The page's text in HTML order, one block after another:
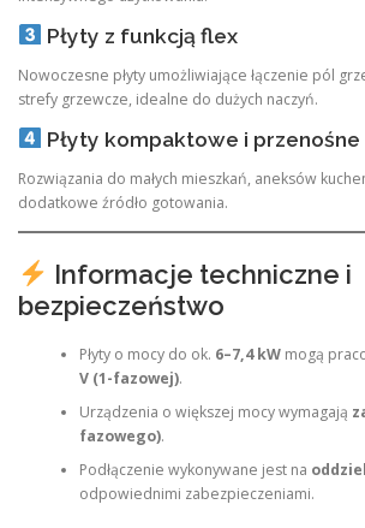
Płyty z funkcją flex
Nowoczesne płyty umożliwiające łączenie pól
strefy grzewcze, idealne do dużych naczyń.
Płyty kompaktowe i przenośne
Rozwiązania do małych mieszkań, aneksów
dodatkowe źródło gotowania.
Informacje techniczne i
bezpieczeństwo
Płyty o mocy do ok. 6–7,4 kWmogą
V (1-fazowej).
Urządzenia o większej mocy wymagają
fazowego).
Podłączenie wykonywane jest na
odpowiednimi zabezpieczeniami.